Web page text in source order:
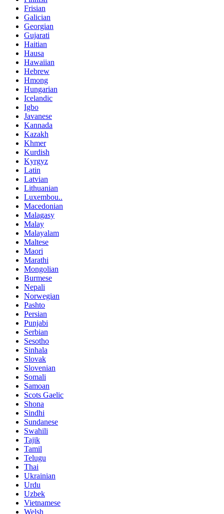
Frisian
Galician
Georgian
Gujarati
Haitian
Hausa
Hawaiian
Hebrew
Hmong
Hungarian
Icelandic
Igbo
Javanese
Kannada
Kazakh
Khmer
Kurdish
Kyrgyz
Latin
Latvian
Lithuanian
Luxembou..
Macedonian
Malagasy
Malay
Malayalam
Maltese
Maori
Marathi
Mongolian
Burmese
Nepali
Norwegian
Pashto
Persian
Punjabi
Serbian
Sesotho
Sinhala
Slovak
Slovenian
Somali
Samoan
Scots Gaelic
Shona
Sindhi
Sundanese
Swahili
Tajik
Tamil
Telugu
Thai
Ukrainian
Urdu
Uzbek
Vietnamese
Welsh